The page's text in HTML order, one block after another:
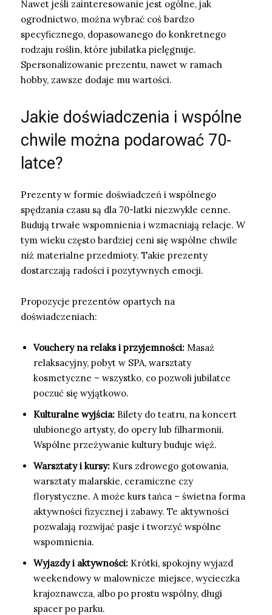
Nawet jeśli zainteresowanie jest ogólne, jak
ogrodnictwo, można wybrać coś bardzo
specyficznego, dopasowanego do konkretnego
rodzaju roślin, które jubilatka pielęgnuje.
Spersonalizowanie prezentu, nawet w ramach
hobby, zawsze dodaje mu wartości.
Jakie doświadczenia i wspólne
chwile można podarować 70-
latce?
Prezenty w formie doświadczeń i wspólnego
spędzania czasu są dla 70-latki niezwykle cenne.
Budują trwałe wspomnienia i wzmacniają relacje. W
tym wieku często bardziej ceni się wspólne chwile
niż materialne przedmioty. Takie prezenty
dostarczają radości i pozytywnych emocji.
Propozycje prezentów opartych na
doświadczeniach:
Vouchery na relaks i przyjemności: Masaż
relaksacyjny, pobyt w SPA, warsztaty
kosmetyczne – wszystko, co pozwoli jubilatce
poczuć się wyjątkowo.
Kulturalne wyjścia: Bilety do teatru, na koncert
ulubionego artysty, do opery lub filharmonii.
Wspólne przeżywanie kultury buduje więź.
Warsztaty i kursy: Kurs zdrowego gotowania,
warsztaty malarskie, ceramiczne czy
florystyczne. A może kurs tańca – świetna forma
aktywności fizycznej i zabawy. Te aktywności
pozwalają rozwijać pasje i tworzyć wspólne
wspomnienia.
Wyjazdy i aktywności: Krótki, spokojny wyjazd
weekendowy w malownicze miejsce, wycieczka
krajoznawcza, albo po prostu wspólny, długi
spacer po parku.